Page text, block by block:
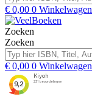
€ 0,00 0 Winkelwagen
Zoeken
Zoeken
€ 0,00 0 Winkelwagen